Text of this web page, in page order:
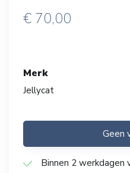
€ 70,00
Merk
Jellycat
Geen
Binnen 2 werkdagen